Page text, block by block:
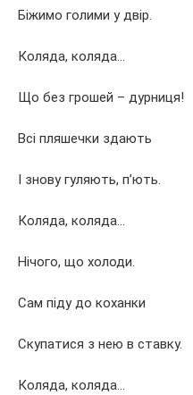
Біжимо голими у двір.
Коляда, коляда…
Що без грошей – дурниця!
Всі пляшечки здають
І знову гуляють, п’ють.
Коляда, коляда…
Нічого, що холоди.
Сам піду до коханки
Скупатися з нею в ставку.
Коляда, коляда…